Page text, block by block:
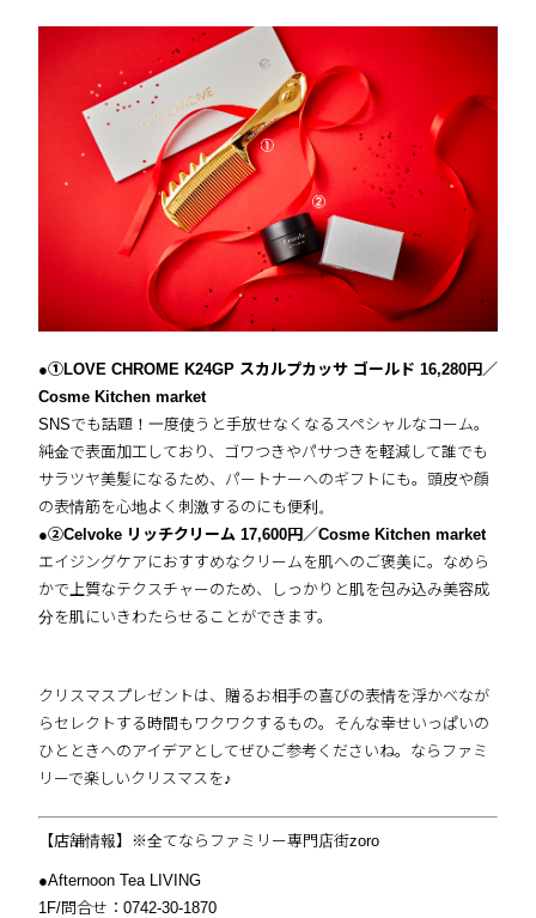
●①LOVE CHROME K24GP スカルプカッサ ゴールド 16,280円／
Cosme Kitchen market
SNSでも話題！一度使うと手放せなくなるスペシャルなコーム。
純金で表面加工しており、ゴワつきやパサつきを軽減して誰でも
サラツヤ美髪になるため、パートナーへのギフトにも。頭皮や顔
の表情筋を心地よく刺激するのにも便利。
●②Celvoke リッチクリーム 17,600円／Cosme Kitchen market
エイジングケアにおすすめなクリームを肌へのご褒美に。なめら
かで上質なテクスチャーのため、しっかりと肌を包み込み美容成
分を肌にいきわたらせることができます。
クリスマスプレゼントは、贈るお相手の喜びの表情を浮かべなが
らセレクトする時間もワクワクするもの。そんな幸せいっぱいの
ひとときへのアイデアとしてぜひご参考くださいね。ならファミ
リーで楽しいクリスマスを♪
【店舗情報】※全てならファミリー専門店街zoro
●Afternoon Tea LIVING
1F/問合せ：0742-30-1870